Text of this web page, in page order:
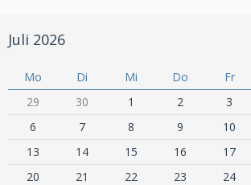
Juli 2026
Mo Di Mi Do Fr
29
30 1 2 3
6
7 8 9 10
13
14 15 16 17
20
21 22 23 24